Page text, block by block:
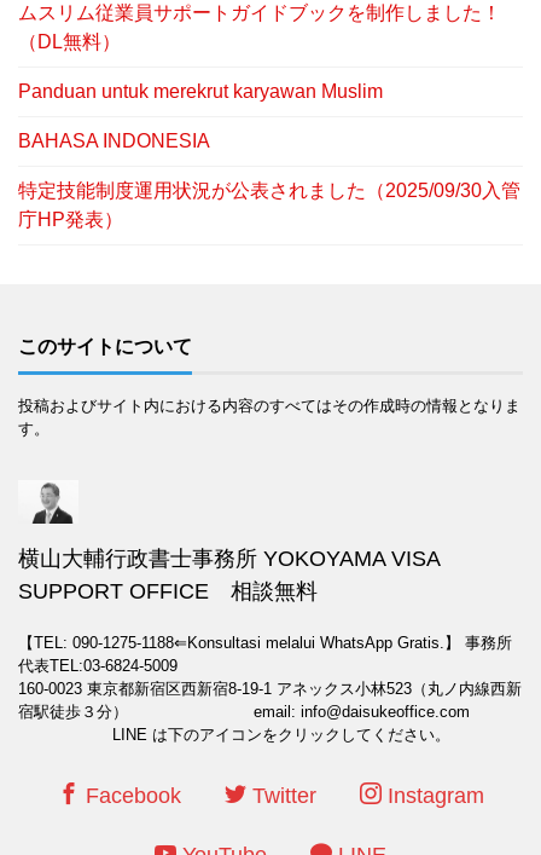
ムスリム従業員サポートガイドブックを制作しました！
（DL無料）
Panduan untuk merekrut karyawan Muslim
BAHASA INDONESIA
特定技能制度運用状況が公表されました（2025/09/30入管
庁HP発表）
このサイトについて
投稿およびサイト内における内容のすべてはその作成時の情報となりま
す。
横山大輔行政書士事務所 YOKOYAMA VISA
SUPPORT OFFICE 相談無料
【TEL: 090-1275-1188⇐Konsultasi melalui WhatsApp Gratis.】 事務所
代表TEL:03-6824-5009
160-0023 東京都新宿区西新宿8-19-1 アネックス小林523（丸ノ内線西新
宿駅徒歩３分） email: info@daisukeoffice.com
LINE は下のアイコンをクリックしてください。
Facebook Twitter Instagram